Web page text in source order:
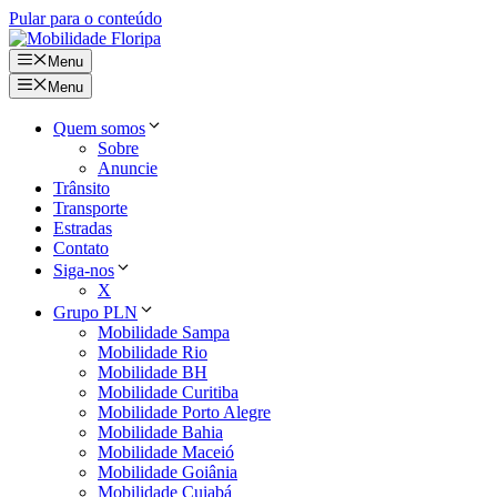
Pular para o conteúdo
Menu
Menu
Quem somos
Sobre
Anuncie
Trânsito
Transporte
Estradas
Contato
Siga-nos
X
Grupo PLN
Mobilidade Sampa
Mobilidade Rio
Mobilidade BH
Mobilidade Curitiba
Mobilidade Porto Alegre
Mobilidade Bahia
Mobilidade Maceió
Mobilidade Goiânia
Mobilidade Cuiabá